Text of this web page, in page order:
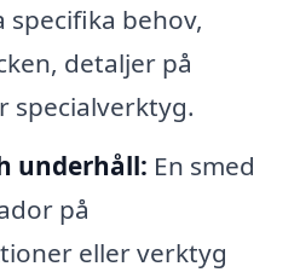
specifika behov,
detaljer på
specialverktyg.
underhåll: En smed
på
eller verktyg